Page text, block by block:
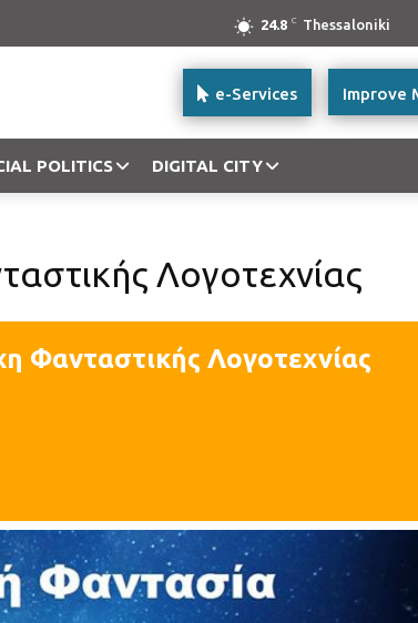
24.8 C Thessaloniki
Improve
e-Services
POLITICS DIGITAL CITY
Λογοτεχνίας
Φανταστικής Λογοτεχνίας